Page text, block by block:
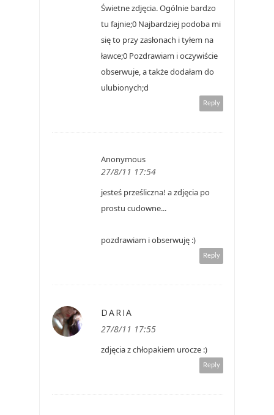
Świetne zdjęcia. Ogólnie bardzo
tu fajnie;0 Najbardziej podoba mi
się to przy zasłonach i tyłem na
ławce;0 Pozdrawiam i oczywiście
obserwuje, a także dodałam do
ulubionych;d
Reply
Anonymous
27/8/11 17:54
jesteś prześliczna! a zdjęcia po
prostu cudowne...
pozdrawiam i obserwuję :)
Reply
DARIA
27/8/11 17:55
zdjęcia z chłopakiem urocze :)
Reply